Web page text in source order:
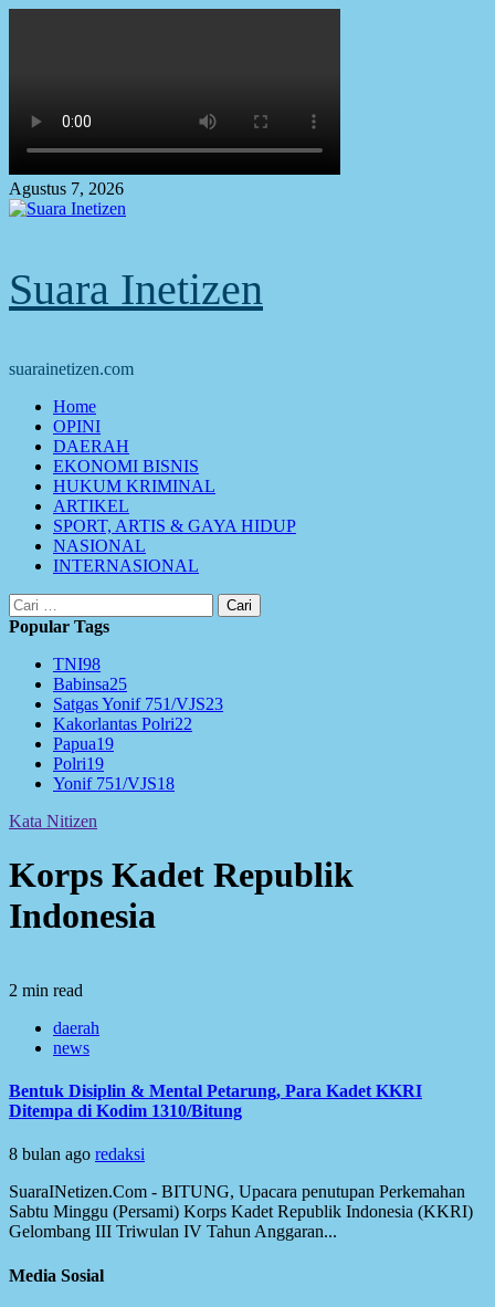
Agustus 7, 2026
Suara Inetizen
suarainetizen.com
Primary
Menu
Home
OPINI
DAERAH
EKONOMI BISNIS
HUKUM KRIMINAL
ARTIKEL
SPORT, ARTIS & GAYA HIDUP
NASIONAL
INTERNASIONAL
Cari
untuk:
Popular Tags
TNI98
Babinsa25
Satgas Yonif 751/VJS23
Kakorlantas Polri22
Papua19
Polri19
Yonif 751/VJS18
Kata Nitizen
Korps Kadet Republik
Indonesia
2 min read
daerah
news
Bentuk Disiplin & Mental Petarung, Para Kadet KKRI
Ditempa di Kodim 1310/Bitung
8 bulan ago redaksi
SuaraINetizen.Com - BITUNG, Upacara penutupan Perkemahan
Sabtu Minggu (Persami) Korps Kadet Republik Indonesia (KKRI)
Gelombang III Triwulan IV Tahun Anggaran...
Media Sosial